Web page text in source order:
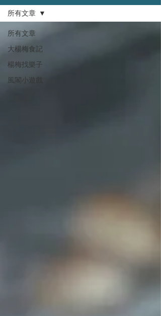
所有文章
大楊梅食記
楊梅找樂子
風閣小遊戲
所有文章